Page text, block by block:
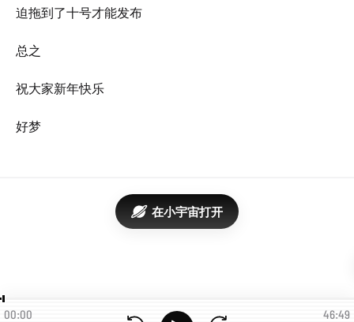
迫拖到了十号才能发布
总之
祝大家新年快乐
好梦
在小宇宙打开
00:00 46:49